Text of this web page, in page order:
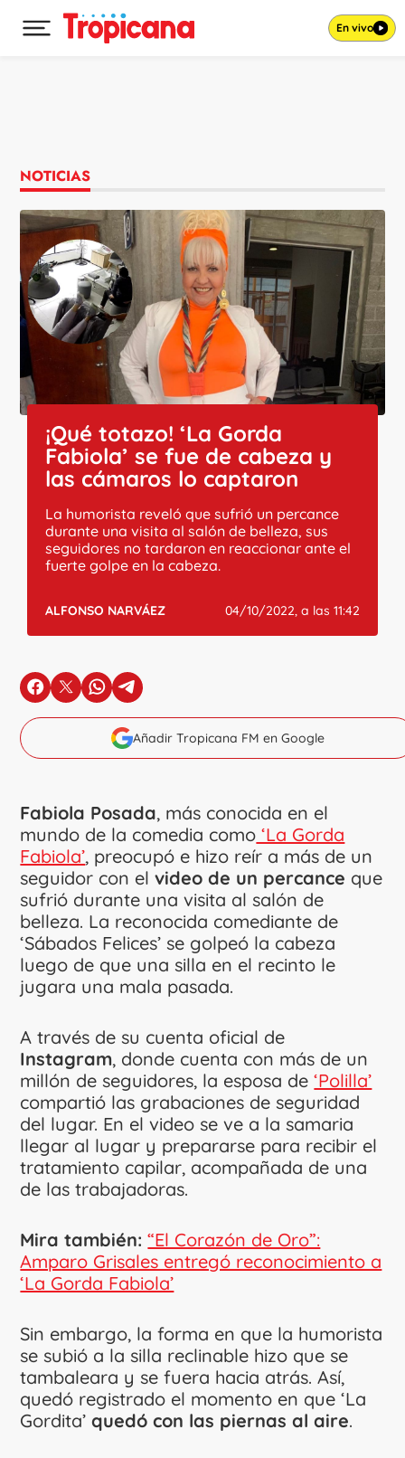
Desplegar menú principal En vivo
NOTICIAS
¡Qué totazo! ‘La Gorda
Fabiola’ se fue de cabeza y
las cámaros lo captaron
La humorista reveló que sufrió un percance
durante una visita al salón de belleza, sus
seguidores no tardaron en reaccionar ante el
fuerte golpe en la cabeza.
ALFONSO NARVÁEZ 04/10/2022, a las 11:42
en Facebook
en Xen Whatsapp
en Telegram
Añadir Tropicana FM en Google
Fabiola Posada, más conocida en el
mundo de la comedia como ‘La Gorda
Fabiola’, preocupó e hizo reír a más de un
seguidor con elvideo de un percance que
sufrió durante una visita al salón de
belleza. La reconocida comediante de
‘Sábados Felices’ se golpeó la cabeza
luego de que una silla en el recinto le
jugara una mala pasada.
A través de su cuenta oficial de
Instagram, donde cuenta con más de un
millón de seguidores, la esposa de‘Polilla’
compartió las grabaciones de seguridad
del lugar. En el video se ve a la samaria
llegar al lugar y prepararse para recibir el
tratamiento capilar, acompañada de una
de las trabajadoras.
Mira también:“El Corazón de Oro”:
Amparo Grisales entregó reconocimiento a
‘La Gorda Fabiola’
Sin embargo, la forma en que la humorista
se subió a la silla reclinable hizo que se
tambaleara y se fuera hacia atrás. Así,
quedó registrado el momento en que ‘La
Gordita’quedó con las piernas al aire.